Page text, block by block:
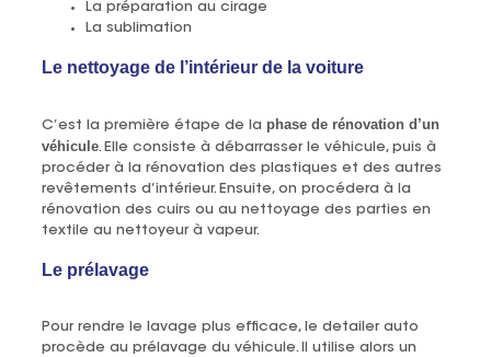
La préparation au cirage
La sublimation
Le nettoyage de l’intérieur de la voiture
C’est la première étape de la phase de rénovation d’un
véhicule. Elle consiste à débarrasser le véhicule, puis à
procéder à la rénovation des plastiques et des autres
revêtements d’intérieur. Ensuite, on procédera à la
rénovation des cuirs ou au nettoyage des parties en
textile au nettoyeur à vapeur.
Le prélavage
Pour rendre le lavage plus efficace, le detailer auto
procède au prélavage du véhicule. Il utilise alors un